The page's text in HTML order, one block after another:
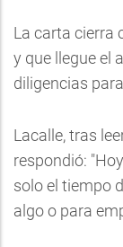
La carta cierra
y que llegue el
diligencias
Lacalle, tras
respondió:
solo el tiempo
algo o para